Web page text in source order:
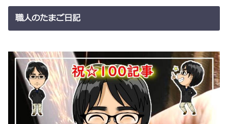
職人のたまご日記